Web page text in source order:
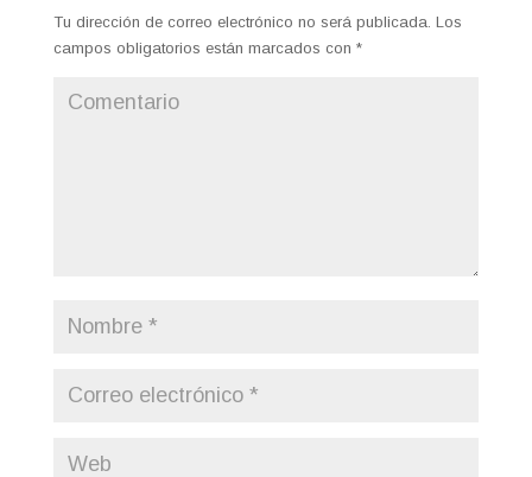
Tu dirección de correo electrónico no será publicada. Los
campos obligatorios están marcados con *